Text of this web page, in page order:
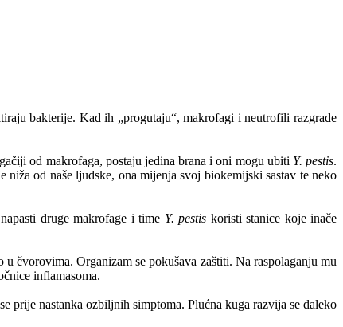
bakterije. Kad ih „progutaju“, makrofagi i neutrofili razgrade
od makrofaga, postaju jedina brana i oni mogu ubiti Y. pestis.
od naše ljudske, ona mijenja svoj biokemijski sastav te neko
druge makrofage i time Y. pestis koristi stanice koje inače
čvorovima. Organizam se pokušava zaštiti. Na raspolaganju mu
inflamasoma.
prije nastanka ozbiljnih simptoma. Plućna kuga razvija se daleko